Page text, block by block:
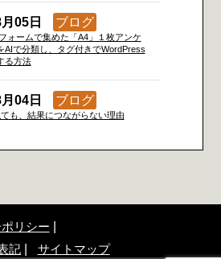
05日 ブログ
ォームで集めた「A4」１枚アンケ
AIで分類し、タグ付きでWordPress
る方法
04日 ブログ
も、結果につながらない理由
リシー
記
サイトマップ